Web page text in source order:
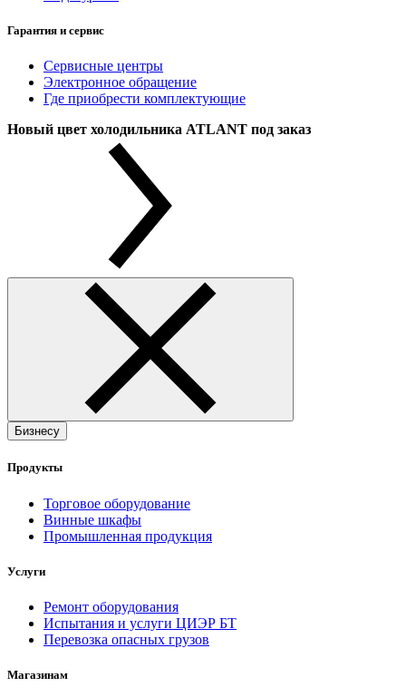
Гарантия и сервис
Сервисные центры
Электронное обращение
Где приобрести комплектующие
Новый цвет холодильника ATLANT под заказ
Бизнесу
Продукты
Торговое оборудование
Винные шкафы
Промышленная продукция
Услуги
Ремонт оборудования
Испытания и услуги ЦИЭР БТ
Перевозка опасных грузов
Магазинам